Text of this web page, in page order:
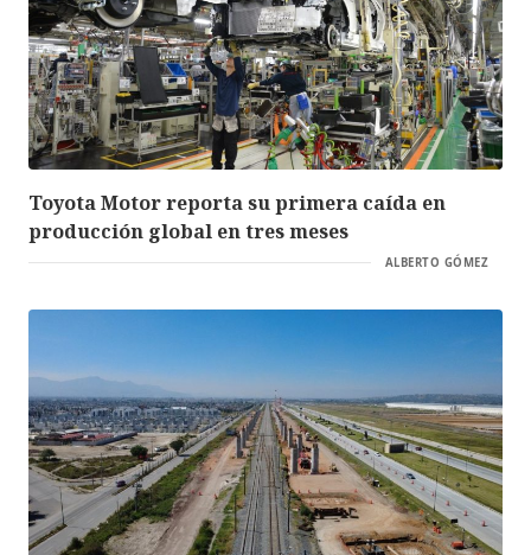
Toyota Motor reporta su primera caída en
producción global en tres meses
ALBERTO GÓMEZ